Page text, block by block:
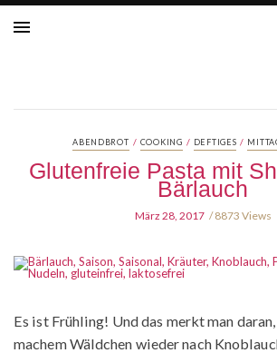
ABENDBROT / COOKING / DEFTIGES /
Glutenfreie Pasta mit
Bärlauch
März 28, 2017 8873 Views
Es ist Frühling! Und das merkt man daran,
machem Wäldchen wieder nach